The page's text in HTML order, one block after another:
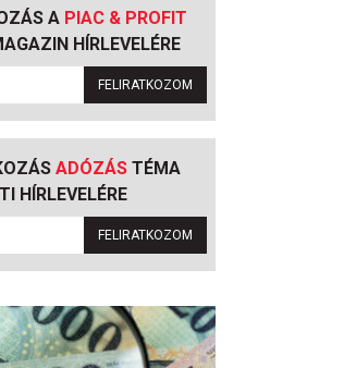
A PIAC & PROFIT
HÍRLEVELÉRE
FELIRATKOZOM
ADÓZÁSTÉMA
HÍRLEVELÉRE
FELIRATKOZOM